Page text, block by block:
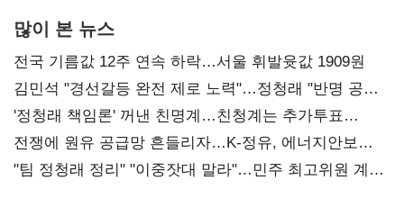
많이 본 뉴스
전국 기름값 12주 연속 하락…서울 휘발윳값 1909원
김민석 "경선갈등 완전 제로 노력"…정청래 "반명 공세
사과부터"
'정청래 책임론' 꺼낸 친명계…친청계는 추가투표
때리기
전쟁에 원유 공급망 흔들리자…K-정유, 에너지안보
핵심으로 재부상
"팀 정청래 정리" "이중잣대 말라"…민주 최고위원 계파